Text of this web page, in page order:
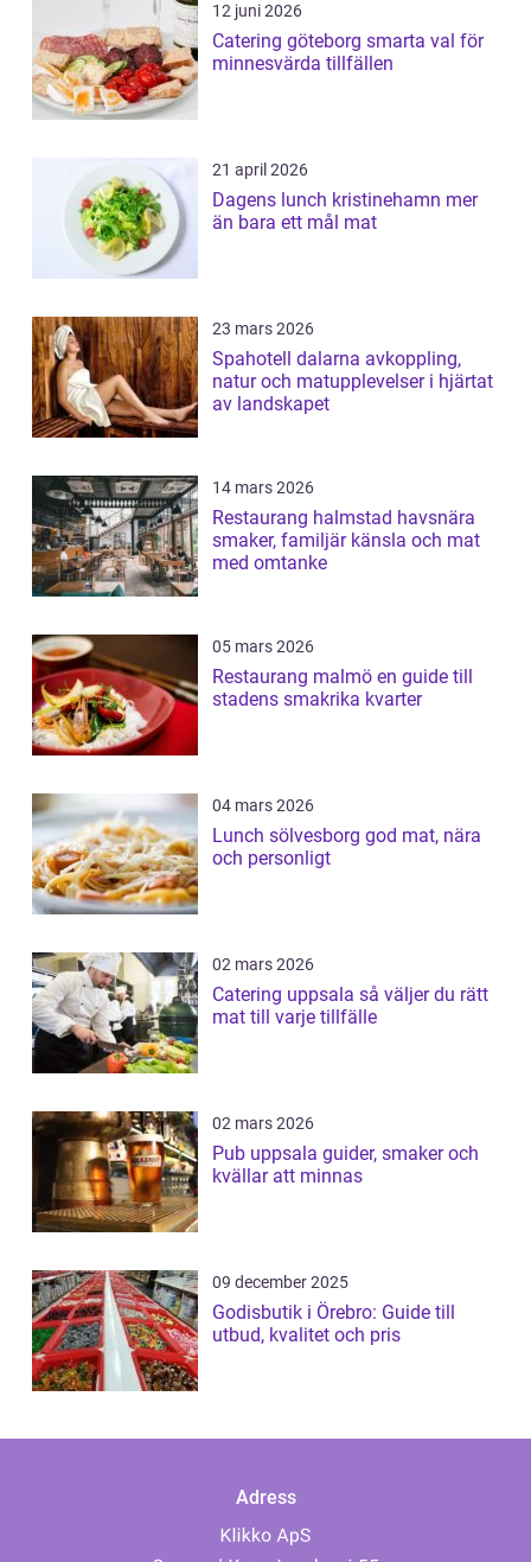
12 juni 2026
Catering göteborg smarta val för
minnesvärda tillfällen
21 april 2026
Dagens lunch kristinehamn mer
än bara ett mål mat
23 mars 2026
Spahotell dalarna avkoppling,
natur och matupplevelser i hjärtat
av landskapet
14 mars 2026
Restaurang halmstad havsnära
smaker, familjär känsla och mat
med omtanke
05 mars 2026
Restaurang malmö en guide till
stadens smakrika kvarter
04 mars 2026
Lunch sölvesborg god mat, nära
och personligt
02 mars 2026
Catering uppsala så väljer du rätt
mat till varje tillfälle
02 mars 2026
Pub uppsala guider, smaker och
kvällar att minnas
09 december 2025
Godisbutik i Örebro: Guide till
utbud, kvalitet och pris
Adress